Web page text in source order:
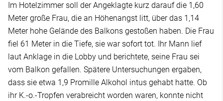
Im Hotelzimmer soll der Angeklagte kurz darauf die 1,60
Meter große Frau, die an Höhenangst litt, über das 1,14
Meter hohe Gelände des Balkons gestoßen haben. Die Frau
fiel 61 Meter in die Tiefe, sie war sofort tot. Ihr Mann lief
laut Anklage in die Lobby und berichtete, seine Frau sei
vom Balkon gefallen. Spätere Untersuchungen ergaben,
dass sie etwa 1,9 Promille Alkohol intus gehabt hatte. Ob
ihr K.-o.-Tropfen verabreicht worden waren, konnte nicht